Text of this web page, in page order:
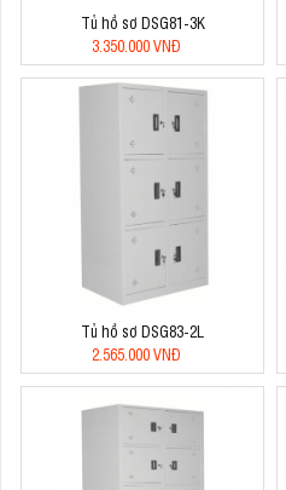
Tủ hồ sơ DSG81-3K
3.350.000 VNĐ
Tủ hồ sơ DSG83-2L
2.565.000 VNĐ